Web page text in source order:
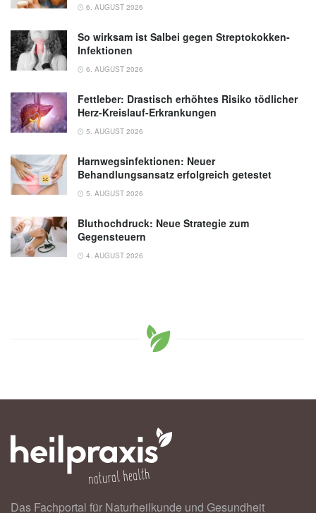
6. AUGUST 2026
So wirksam ist Salbei gegen Streptokokken-
Infektionen
6. AUGUST 2026
Fettleber: Drastisch erhöhtes Risiko tödlicher
Herz-Kreislauf-Erkrankungen
5. AUGUST 2026
Harnwegsinfektionen: Neuer
Behandlungsansatz erfolgreich getestet
5. AUGUST 2026
Bluthochdruck: Neue Strategie zum
Gegensteuern
4. AUGUST 2026
Das Fachportal für Naturheilkunde und Gesundheit